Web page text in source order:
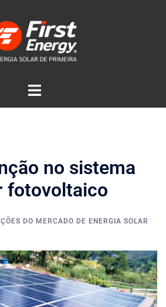
no sistema
fotovoltaico
DO MERCADO DE ENERGIA SOLAR